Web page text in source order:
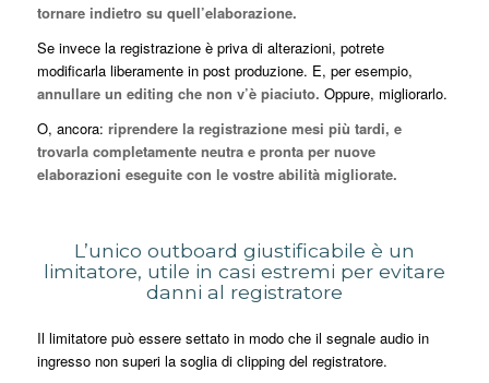
tornare indietro su quell’elaborazione.
Se invece la registrazione è priva di alterazioni, potrete
modificarla liberamente in post produzione. E, per esempio,
annullare un editing che non v’è piaciuto. Oppure, migliorarlo.
O, ancora: riprendere la registrazione mesi più tardi, e
trovarla completamente neutra e pronta per nuove
elaborazioni eseguite con le vostre abilità migliorate.
L’unico outboard giustificabile è un
limitatore, utile in casi estremi per evitare
danni al registratore
Il limitatore può essere settato in modo che il segnale audio in
ingresso non superi la soglia di clipping del registratore.